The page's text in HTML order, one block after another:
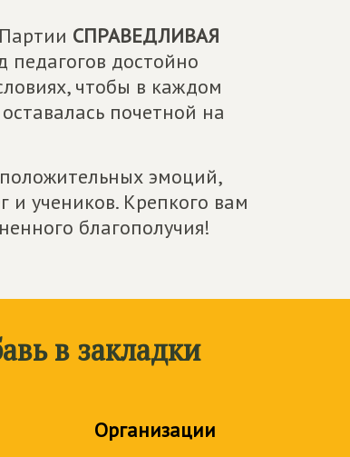
СПРАВЕДЛИВАЯ
педагогов достойно
чтобы в каждом
почетной на
эмоций,
и учеников. Крепкого вам
благополучия!
в закладки
Организации